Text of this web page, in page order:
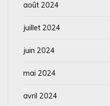
août 2024
juillet 2024
juin 2024
mai 2024
avril 2024